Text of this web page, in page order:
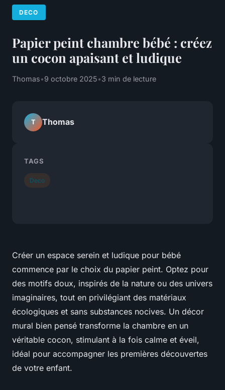
DECO
Papier peint chambre bébé : créez
un cocon apaisant et ludique
Thomas•9 octobre 2025•3 min de lecture
Créer un espace serein et ludique pour bébé
commence par le choix du papier peint. Optez pour
des motifs doux, inspirés de la nature ou des univers
imaginaires, tout en privilégiant des matériaux
écologiques et sans substances nocives. Un décor
mural bien pensé transforme la chambre en un
véritable cocon, stimulant à la fois calme et éveil,
idéal pour accompagner les premières découvertes
de votre enfant.
T Thomas
TAGS
Deco